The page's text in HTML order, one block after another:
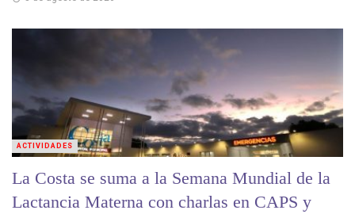
La Costa se suma a la Semana Mundial de la
Lactancia Materna con charlas en CAPS y
ACTIVIDADES